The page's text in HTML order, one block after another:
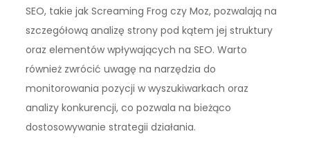
SEO, takie jak Screaming Frog czy Moz, pozwalają na
szczegółową analizę strony pod kątem jej struktury
oraz elementów wpływających na SEO. Warto
również zwrócić uwagę na narzędzia do
monitorowania pozycji w wyszukiwarkach oraz
analizy konkurencji, co pozwala na bieżąco
dostosowywanie strategii działania.